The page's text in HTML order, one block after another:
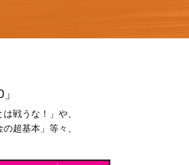
戦うな！」や、
超基本」等々、